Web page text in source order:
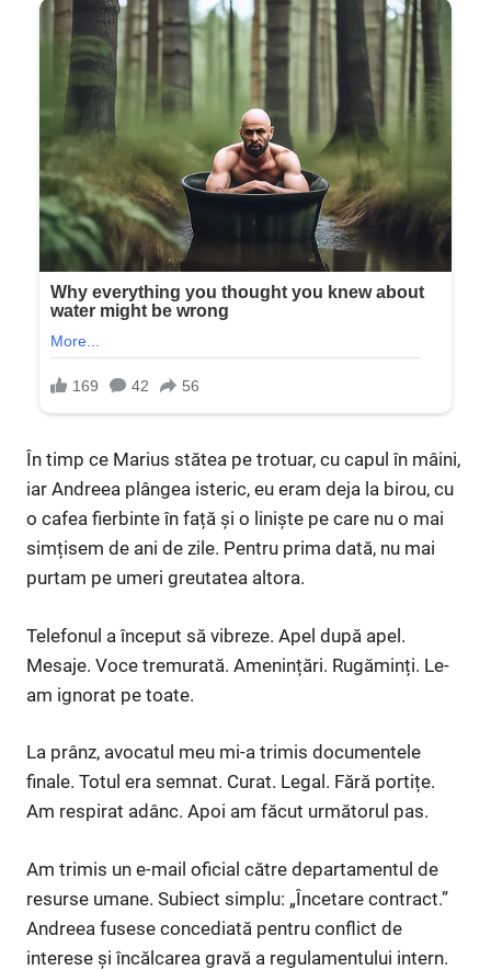
În timp ce Marius stătea pe trotuar, cu capul în mâini,
iar Andreea plângea isteric, eu eram deja la birou, cu
o cafea fierbinte în față și o liniște pe care nu o mai
simțisem de ani de zile. Pentru prima dată, nu mai
purtam pe umeri greutatea altora.
Telefonul a început să vibreze. Apel după apel.
Mesaje. Voce tremurată. Amenințări. Rugăminți. Le-
am ignorat pe toate.
La prânz, avocatul meu mi-a trimis documentele
finale. Totul era semnat. Curat. Legal. Fără portițe.
Am respirat adânc. Apoi am făcut următorul pas.
Am trimis un e-mail oficial către departamentul de
resurse umane. Subiect simplu: „Încetare contract.”
Andreea fusese concediată pentru conflict de
interese și încălcarea gravă a regulamentului intern.